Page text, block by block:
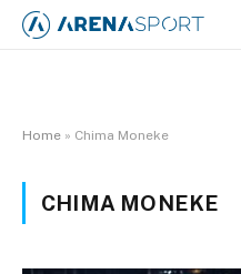
Home » Chima Moneke
CHIMA MONEKE